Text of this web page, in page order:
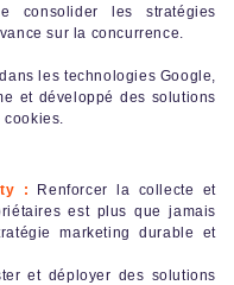
consolider les stratégies
sur la concurrence.
les technologies Google,
et développé des solutions
: Renforcer la collecte et
est plus que jamais
marketing durable et
et déployer des solutions